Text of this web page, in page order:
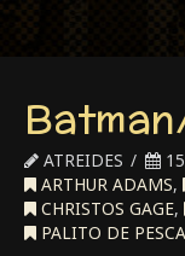
ATREIDES
ARTHUR ADAMS,
CHRISTOS GAGE,
PALITO DE